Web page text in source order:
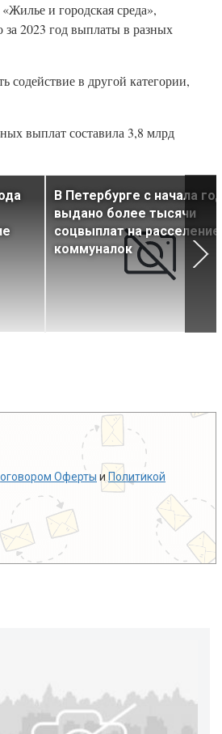
и городская среда»,
2023 год выплаты в разных
в другой категории,
выплат составила 3,8 млрд
В Петербурге с начала
выдано более тысячи
соцвыплат на расселение
коммуналок
Оферты и Политикой